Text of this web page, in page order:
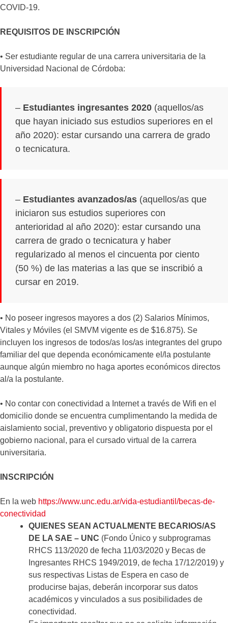
COVID-19.
REQUISITOS DE INSCRIPCIÓN
• Ser estudiante regular de una carrera universitaria de la
Universidad Nacional de Córdoba:
– Estudiantes ingresantes 2020 (aquellos/as
que hayan iniciado sus estudios superiores en el
año 2020): estar cursando una carrera de grado
o tecnicatura.
– Estudiantes avanzados/as (aquellos/as que
iniciaron sus estudios superiores con
anterioridad al año 2020): estar cursando una
carrera de grado o tecnicatura y haber
regularizado al menos el cincuenta por ciento
(50 %) de las materias a las que se inscribió a
cursar en 2019.
• No poseer ingresos mayores a dos (2) Salarios Mínimos,
Vitales y Móviles (el SMVM vigente es de $16.875). Se
incluyen los ingresos de todos/as los/as integrantes del grupo
familiar del que dependa económicamente el/la postulante
aunque algún miembro no haga aportes económicos directos
al/a la postulante.
• No contar con conectividad a Internet a través de Wifi en el
domicilio donde se encuentra cumplimentando la medida de
aislamiento social, preventivo y obligatorio dispuesta por el
gobierno nacional, para el cursado virtual de la carrera
universitaria.
INSCRIPCIÓN
En la web https://www.unc.edu.ar/vida-estudiantil/becas-de-
conectividad
QUIENES SEAN ACTUALMENTE BECARIOS/AS
DE LA SAE – UNC (Fondo Único y subprogramas
RHCS 113/2020 de fecha 11/03/2020 y Becas de
Ingresantes RHCS 1949/2019, de fecha 17/12/2019) y
sus respectivas Listas de Espera en caso de
producirse bajas, deberán incorporar sus datos
académicos y vinculados a sus posibilidades de
conectividad.